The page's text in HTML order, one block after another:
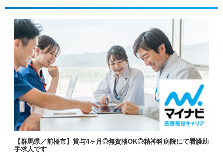
【群馬県／前橋市】賞与4ヶ月◎無資格OK◎精神科病院にて看護助
手求人です